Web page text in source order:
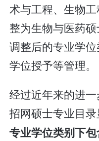
术与工程、生物
整为生物与医药
调整后的专业学
学位授予等管理。
经过近年来的进
招网硕士专业目
专业学位类别下